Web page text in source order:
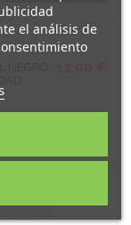
NEGRO
el análisis de